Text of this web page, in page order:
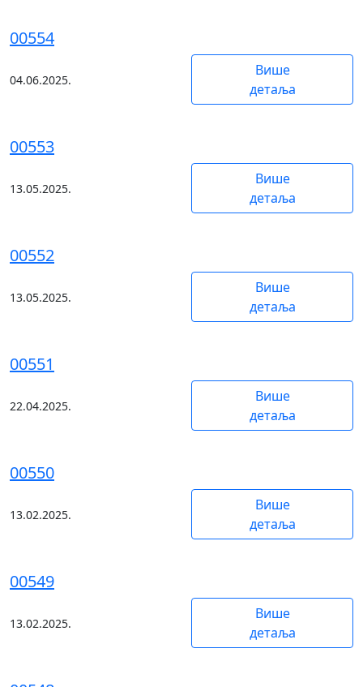
00554
04.06.2025.
Више
детаља
00553
13.05.2025.
Више
детаља
00552
13.05.2025.
Више
детаља
00551
22.04.2025.
Више
детаља
00550
13.02.2025.
Више
детаља
00549
13.02.2025.
Више
детаља